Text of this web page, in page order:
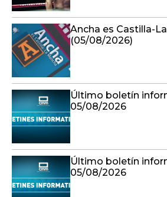
Ancha es Castilla-
(05/08/2026)
Último boletín
05/08/2026
Último boletín
05/08/2026